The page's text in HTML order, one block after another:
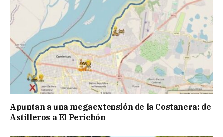
Apuntan a una megaextensión de la Costanera: de
Astilleros a El Perichón